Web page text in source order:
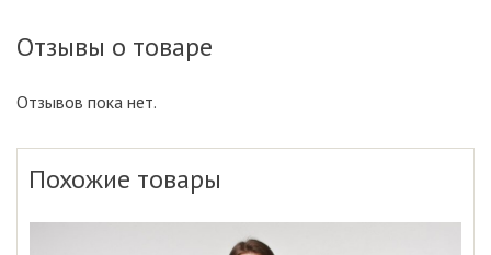
Отзывы о товаре
Отзывов пока нет.
Похожие товары